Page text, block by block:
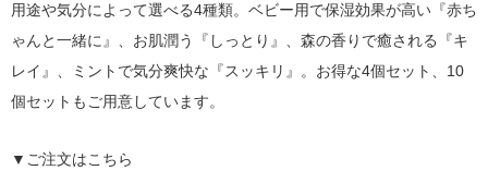
用途や気分によって選べる4種類。ベビー用で保湿効果が高い『赤ち
ゃんと一緒に』、お肌潤う『しっとり』、森の香りで癒される『キ
レイ』、ミントで気分爽快な『スッキリ』。お得な4個セット、10
個セットもご用意しています。
▼ご注文はこちら